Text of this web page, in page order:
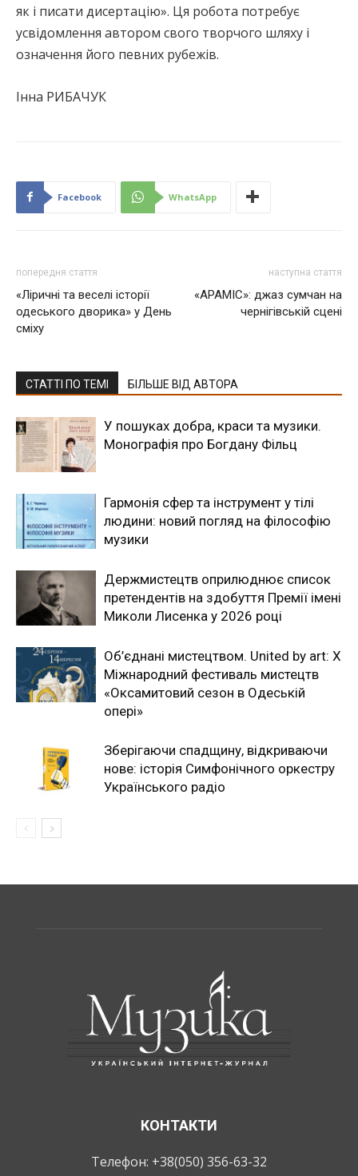
як і писати дисертацію». Ця робота потребує
усвідомлення автором свого творчого шляху і
означення його певних рубежів.
Інна РИБАЧУК
Facebook WhatsApp
попередня стаття
«Ліричні та веселі історії
одеського дворика» у День
сміху
наступна стаття
«АРАМІС»: джаз сумчан на
чернігівській сцені
СТАТТІ ПО ТЕМІ БІЛЬШЕ ВІД АВТОРА
У пошуках добра, краси та музики.
Монографія про Богдану Фільц
Гармонія сфер та інструмент у тілі
людини: новий погляд на філософію
музики
Держмистецтв оприлюднює список
претендентів на здобуття Премії імені
Миколи Лисенка у 2026 році
Об’єднані мистецтвом. United by art: Х
Міжнародний фестиваль мистецтв
«Оксамитовий сезон в Одеській
опері»
Зберігаючи спадщину, відкриваючи
нове: історія Симфонічного оркестру
Українського радіо
КОНТАКТИ
Телефон: +38(050) 356-63-32